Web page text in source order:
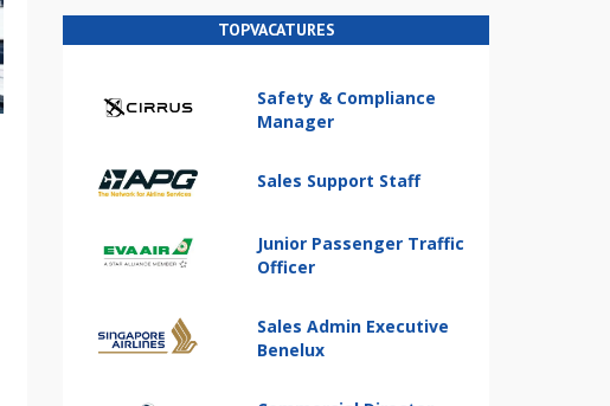
TOPVACATURES
Safety & Compliance
Manager
Sales Support Staff
Junior Passenger Traffic
Officer
Sales Admin Executive
Benelux